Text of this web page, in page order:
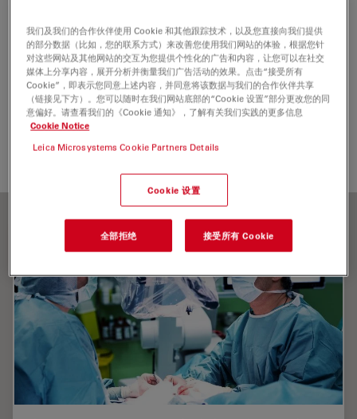
Tags
医学专科 妇科和泌尿外科 显微外科 整形外科
增强现实
我们及我们的合作伙伴使用 Cookie 和其他跟踪技术，以及您直接向我们提供
的部分数据（比如，您的联系方式）来改善您使用我们网站的体验，根据您针
对这些网站及其他网站的交互为您提供个性化的广告和内容，让您可以在社交
媒体上分享内容，展开分析并衡量我们广告活动的效果。点击“接受所有
Cookie”，即表示您同意上述内容，并同意将该数据与我们的合作伙伴共享
（链接见下方）。您可以随时在我们网站底部的“Cookie 设置”部分更改您的同
意偏好。请查看我们的《Cookie 通知》，了解有关我们实践的更多信息
Cookie Notice
Leica Microsystems Cookie Partners Details
Cookie 设置
全部拒绝 接受所有 Cookie